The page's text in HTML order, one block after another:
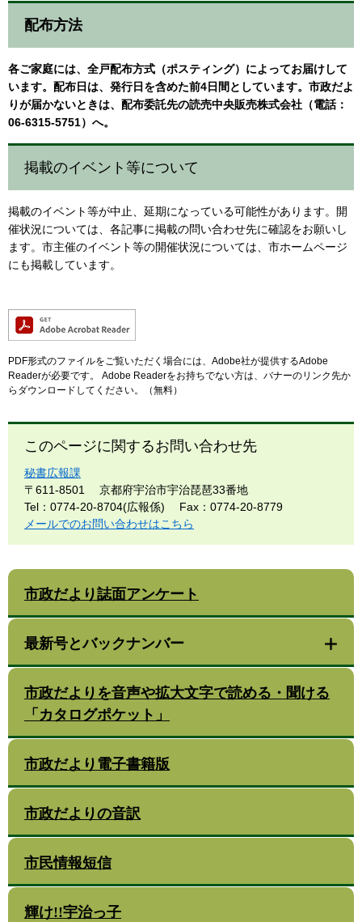
配布方法
各ご家庭には、全戸配布方式（ポスティング）によってお届けして
います。配布日は、発行日を含めた前4日間としています。市政だよ
りが届かないときは、配布委託先の読売中央販売株式会社（電話：
06-6315-5751）へ。
​掲載のイベント等について
掲載のイベント等が中止、延期になっている可能性があります。開
催状況については、各記事に掲載の問い合わせ先に確認をお願いし
ます。市主催のイベント等の開催状況については、市ホームページ
にも掲載しています。
PDF形式のファイルをご覧いただく場合には、Adobe社が提供するAdobe
Readerが必要です。
Adobe Readerをお持ちでない方は、バナーのリンク先か
らダウンロードしてください。（無料）
このページに関するお問い合わせ先
秘書広報課
〒611-8501
京都府宇治市宇治琵琶33番地
Tel：0774-20-8704(広報係)
Fax：0774-20-8779
メールでのお問い合わせはこちら
市政だより誌面アンケート
最新号とバックナンバー
市政だよりを音声や拡大文字で読める・聞ける
「カタログポケット」
市政だより電子書籍版
市政だよりの音訳
市民情報短信
輝け!!宇治っ子